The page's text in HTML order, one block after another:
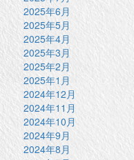
2025年6月
2025年5月
2025年4月
2025年3月
2025年2月
2025年1月
2024年12月
2024年11月
2024年10月
2024年9月
2024年8月